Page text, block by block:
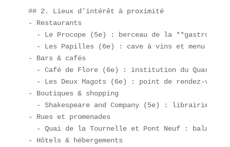
## 2. Lieux d’intérêt à proximité
- Restaurants
- Le Procope (5e) : berceau de la
- Les Papilles (6e) : cave à vins et menu du
- Bars & cafés
- Café de Flore (6e) : institution du
- Les Deux Magots (6e) : point de rendez-
- Boutiques & shopping
- Shakespeare and Company (5e) : librairie
- Rues et promenades
- Quai de la Tournelle et Pont Neuf :
- Hôtels & hébergements